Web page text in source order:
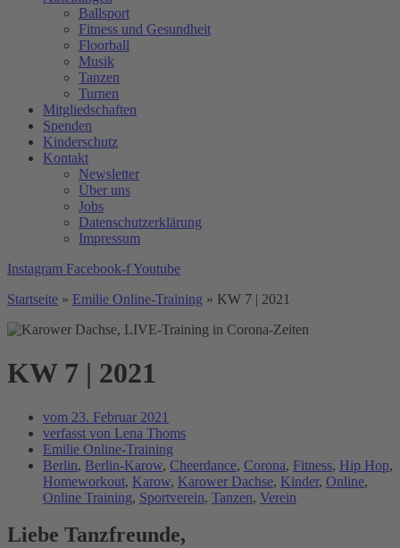
Ballsport
Fitness und Gesundheit
Floorball
Musik
Tanzen
Turnen
Mitgliedschaften
Spenden
Kinderschutz
Kontakt
Newsletter
Über uns
Jobs
Datenschutzerklärung
Impressum
Instagram Facebook-fYoutube
Startseite » Emilie Online-Training » KW 7 | 2021
KW 7 | 2021
vom 23. Februar 2021
verfasst von Lena Thoms
Emilie Online-Training
Berlin, Berlin-Karow, Cheerdance, Corona, Fitness, Hip Hop,
Homeworkout, Karow, Karower Dachse, Kinder, Online,
Online Training, Sportverein, Tanzen, Verein
Liebe Tanzfreunde,